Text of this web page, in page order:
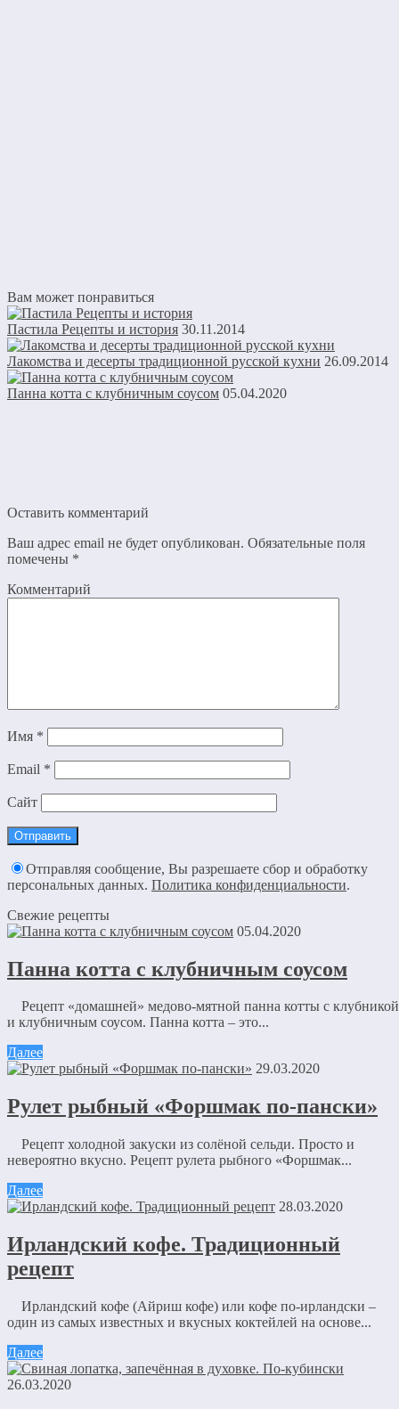
Вам может понравиться
Пастила Рецепты и история 30.11.2014
Лакомства и десерты традиционной русской кухни 26.09.2014
Панна котта с клубничным соусом 05.04.2020
Оставить комментарий
Ваш адрес email не будет опубликован. Обязательные поля
помечены *
Комментарий
Имя *
Email *
Сайт
Отправляя сообщение, Вы разрешаете сбор и обработку
персональных данных. Политика конфиденциальности.
Свежие рецепты
05.04.2020
Панна котта с клубничным соусом
Рецепт «домашней» медово-мятной панна котты с клубникой
и клубничным соусом. Панна котта – это...
Далее
29.03.2020
Рулет рыбный «Форшмак по-пански»
Рецепт холодной закуски из солёной сельди. Просто и
невероятно вкусно. Рецепт рулета рыбного «Форшмак...
Далее
28.03.2020
Ирландский кофе. Традиционный
рецепт
Ирландский кофе (Айриш кофе) или кофе по-ирландски –
один из самых известных и вкусных коктейлей на основе...
Далее
26.03.2020